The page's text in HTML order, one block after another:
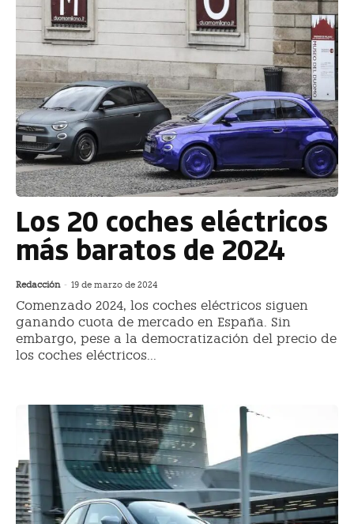
Los 20 coches eléctricos
más baratos de 2024
Redacción - 19 de marzo de 2024
Comenzado 2024, los coches eléctricos siguen
ganando cuota de mercado en España. Sin
embargo, pese a la democratización del precio de
los coches eléctricos...